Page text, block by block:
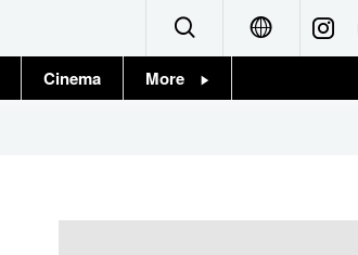
Cinema More